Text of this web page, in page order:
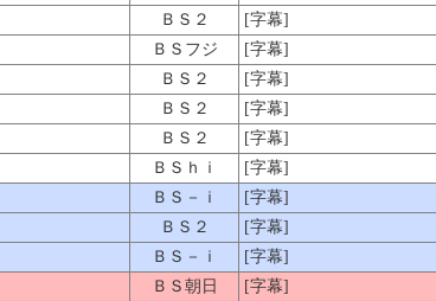
ＢＳ２
[字幕]
ＢＳフジ
[字幕]
ＢＳ２
[字幕]
ＢＳ２
[字幕]
ＢＳ２
[字幕]
ＢＳｈｉ
[字幕]
ＢＳ－ｉ
[字幕]
ＢＳ２
[字幕]
ＢＳ－ｉ
[字幕]
ＢＳ朝日
[字幕]